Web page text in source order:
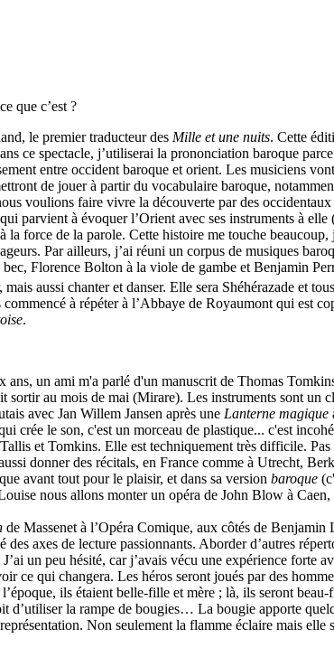
que c’est ?
le premier traducteur des Mille et une nuits. Cette
ce spectacle, j’utiliserai la prononciation baroque
entre occident baroque et orient. Les musiciens
de jouer à partir du vocabulaire baroque,
voulions faire vivre la découverte par des
parvient à évoquer l’Orient avec ses instruments à
force de la parole. Cette histoire me touche beaucoup,
Par ailleurs, j’ai réuni un corpus de musiques
Florence Bolton à la viole de gambe et Benjamin
aussi chanter et danser. Elle sera Shéhérazade et
à répéter à l’Abbaye de Royaumont qui est
.
un ami m'a parlé d'un manuscrit de Thomas
au mois de mai (Mirare). Les instruments sont
avec Jan Willem Jansen après une Lanterne magique
crée le son, c'est un morceau de plastique... c'est
et Tomkins. Elle est techniquement très difficile.
donner des récitals, en France comme à Utrecht,
avant tout pour le plaisir, et dans sa version baroque
nous allons monter un opéra de John Blow à Caen,
de Massenet à l’Opéra Comique, aux côtés de Benjamin
axes de lecture passionnants. Aborder d’autres
un peu hésité, car j’avais vécu une expérience forte
ce qui changera. Les héros seront joués par des
ils étaient belle-fille et mère ; là, ils seront
la rampe de bougies… La bougie apporte
Non seulement la flamme éclaire mais